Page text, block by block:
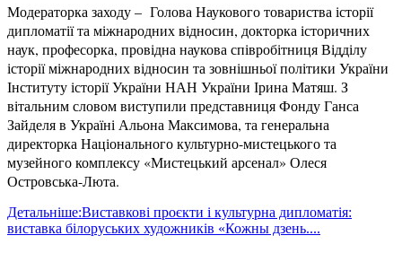
Модераторка заходу – Голова Наукового товариства історії
дипломатії та міжнародних відносин, докторка історичних
наук, професорка, провідна наукова співробітниця Відділу
історії міжнародних відносин та зовнішньої політики України
Інституту історії України НАН України Ірина Матяш. З
вітальним словом виступили представниця Фонду Ганса
Зайделя в Україні Альона Максимова, та генеральна
директорка Національного культурно-мистецького та
музейного комплексу «Мистецький арсенал» Олеся
Островська-Люта.
Детальніше:Виставкові проєкти і культурна дипломатія:
виставка білоруських художників «Кожны дзень....